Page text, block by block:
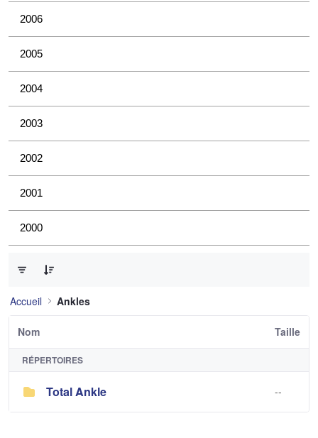
2006
2005
2004
2003
2002
2001
2000
Accueil Ankles
Nom Taille
RÉPERTOIRES
Total Ankle --